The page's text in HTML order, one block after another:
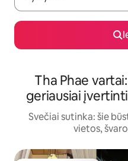
Tha Phae
geriausiai
Svečiai sutinka: šie
vietos,